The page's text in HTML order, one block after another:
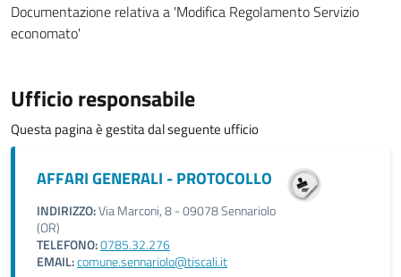
Documentazione relativa a 'Modifica Regolamento Servizio
economato'
Ufficio responsabile
Questa pagina è gestita dal seguente ufficio
AFFARI GENERALI - PROTOCOLLO
INDIRIZZO:Via Marconi, 8 - 09078 Sennariolo
(OR)
TELEFONO:0785.32.276
EMAIL:comune.sennariolo@tiscali.it